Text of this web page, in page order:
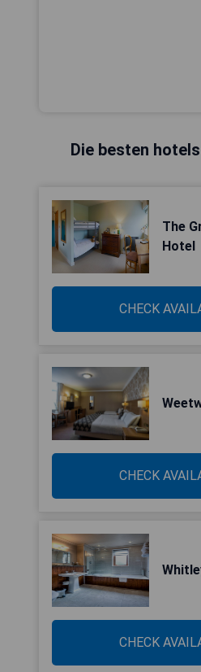
Die besten
The
Hotel
CHECK
CHECK
CHECK